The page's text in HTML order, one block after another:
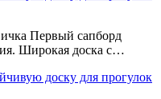
Первый сапборд
Широкая доска с…
доску для прогулок